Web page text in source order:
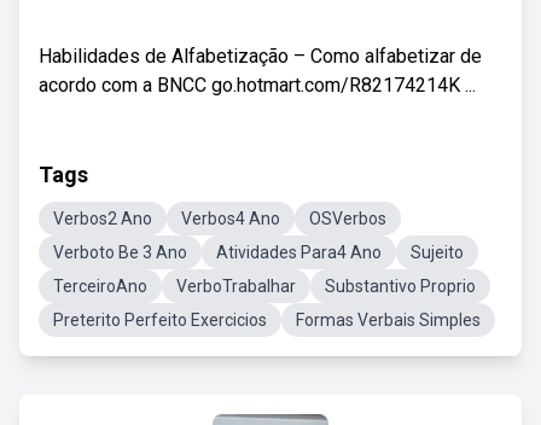
Habilidades de Alfabetização – Como alfabetizar de
acordo com a BNCC go.hotmart.com/R82174214K ...
Tags
Verbos2 Ano Verbos4 Ano
OSVerbos
Verboto Be 3 Ano
Atividades Para4 Ano
Sujeito
TerceiroAno
VerboTrabalhar
Substantivo Proprio
Preterito Perfeito Exercicios
Formas Verbais Simples